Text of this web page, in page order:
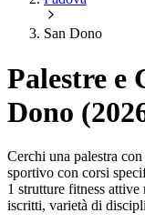
San Dono
Palestre e
Dono
Cerchi una palestra
sportivo con corsi
1 strutture fitness
iscritti, varietà di